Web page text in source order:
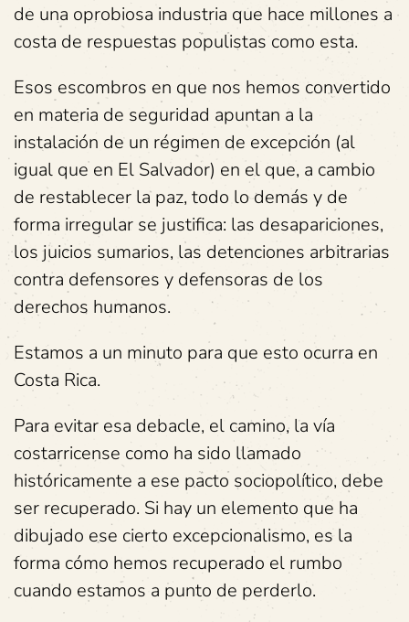
de una oprobiosa industria que hace millones a
costa de respuestas populistas como esta.
Esos escombros en que nos hemos convertido
en materia de seguridad apuntan a la
instalación de un régimen de excepción (al
igual que en El Salvador) en el que, a cambio
de restablecer la paz, todo lo demás y de
forma irregular se justifica: las desapariciones,
los juicios sumarios, las detenciones arbitrarias
contra defensores y defensoras de los
derechos humanos.
Estamos a un minuto para que esto ocurra en
Costa Rica.
Para evitar esa debacle, el camino, la vía
costarricense como ha sido llamado
históricamente a ese pacto sociopolítico, debe
ser recuperado. Si hay un elemento que ha
dibujado ese cierto excepcionalismo, es la
forma cómo hemos recuperado el rumbo
cuando estamos a punto de perderlo.